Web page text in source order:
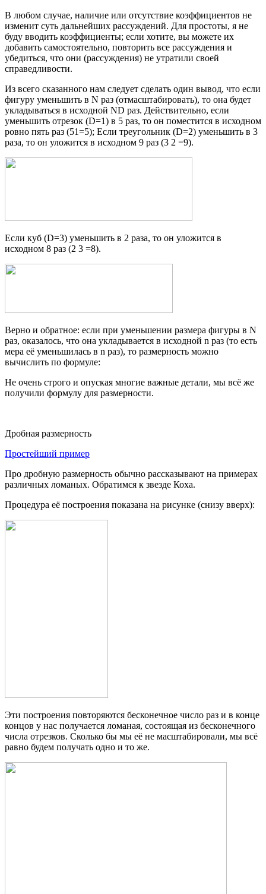
В любом случае, наличие или отсутствие коэффициентов не
изменит суть дальнейших рассуждений. Для простоты, я не
буду вводить коэффициенты; если хотите, вы можете их
добавить самостоятельно, повторить все рассуждения и
убедиться, что они (рассуждения) не утратили своей
справедливости.
Из всего сказанного нам следует сделать один вывод, что если
фигуру уменьшить в N раз (отмасштабировать), то она будет
укладываться в исходной ND раз. Действительно, если
уменьшить отрезок (D=1) в 5 раз, то он поместится в исходном
ровно пять раз (51=5); Если треугольник (D=2) уменьшить в 3
раза, то он уложится в исходном 9 раз (3 2 =9).
Если куб (D=3) уменьшить в 2 раза, то он уложится в
исходном 8 раз (2 3 =8).
Верно и обратное: если при уменьшении размера фигуры в N
раз, оказалось, что она укладывается в исходной n раз (то есть
мера её уменьшилась в n раз), то размерность можно
вычислить по формуле:
Не очень строго и опуская многие важные детали, мы всё же
получили формулу для размерности.
Дробная размерность
Простейший пример
Про дробную размерность обычно рассказывают на примерах
различных ломаных. Обратимся к звезде Коха.
Процедура её построения показана на рисунке (снизу вверх):
Эти построения повторяются бесконечное число раз и в конце
концов у нас получается ломаная, состоящая из бесконечного
числа отрезков. Сколько бы мы её не масштабировали, мы всё
равно будем получать одно и то же.